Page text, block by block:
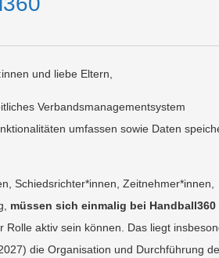
und liebe Eltern,
Verbandsmanagementsystem
umfassen sowie Daten
Schiedsrichter*innen, Zeitnehmer*innen,
müssen sich einmalig bei Handball360
aktiv sein können. Das liegt
die Organisation und Durchführung